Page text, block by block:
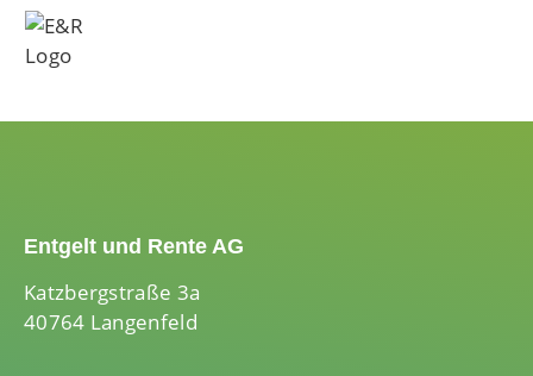
Entgelt und Rente AG
Katzbergstraße 3a
40764 Langenfeld